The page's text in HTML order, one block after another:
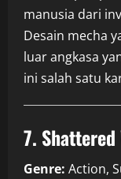
manusia dari
Desain mecha
luar angkasa
ini salah satu
7. Shattered
Genre: Action,